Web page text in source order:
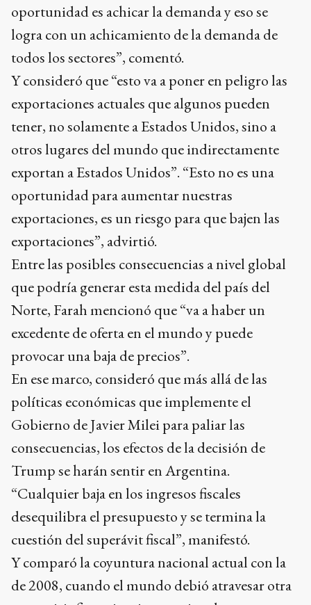
oportunidad es achicar la demanda y eso se
logra con un achicamiento de la demanda de
todos los sectores”, comentó.
Y consideró que “esto va a poner en peligro las
exportaciones actuales que algunos pueden
tener, no solamente a Estados Unidos, sino a
otros lugares del mundo que indirectamente
exportan a Estados Unidos”. “Esto no es una
oportunidad para aumentar nuestras
exportaciones, es un riesgo para que bajen las
exportaciones”, advirtió.
Entre las posibles consecuencias a nivel global
que podría generar esta medida del país del
Norte, Farah mencionó que “va a haber un
excedente de oferta en el mundo y puede
provocar una baja de precios”.
En ese marco, consideró que más allá de las
políticas económicas que implemente el
Gobierno de Javier Milei para paliar las
consecuencias, los efectos de la decisión de
Trump se harán sentir en Argentina.
“Cualquier baja en los ingresos fiscales
desequilibra el presupuesto y se termina la
cuestión del superávit fiscal”, manifestó.
Y comparó la coyuntura nacional actual con la
de 2008, cuando el mundo debió atravesar otra